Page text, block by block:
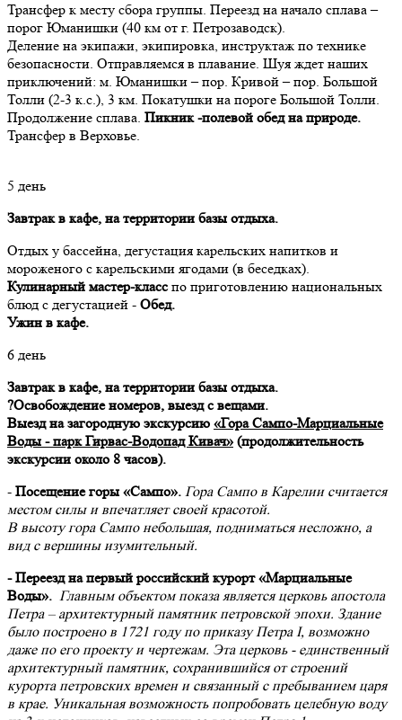
Трансфер к месту сбора группы. Переезд на начало сплава –
порог Юманишки (40 км от г. Петрозаводск).
Деление на экипажи, экипировка, инструктаж по технике
безопасности. Отправляемся в плавание. Шуя ждет наших
приключений: м. Юманишки – пор. Кривой – пор. Большой
Толли (2-3 к.с.), 3 км. Покатушки на пороге Большой Толли.
Продолжение сплава. Пикник -полевой обед на природе.
Трансфер в Верховье.
5 день
Завтрак в кафе, на территории базы отдыха.
Отдых у бассейна, дегустация карельских напитков и
мороженого с карельскими ягодами (в беседках).
Кулинарный мастер-класспо приготовлению национальных
блюд с дегустацией - Обед.
Ужин в кафе.
6 день
Завтрак в кафе, на территории базы отдыха.
?Освобождение номеров, выезд с вещами.
Выезд на загородную экскурсию «Гора Сампо-Марциальные
Воды - парк Гирвас-Водопад Кивач» (продолжительность
экскурсии около 8 часов).
- Посещение горы «Сампо». Гора Сампо в Карелии считается
местом силы и впечатляет своей красотой.
В высоту гора Сампо небольшая, подниматься несложно, а
вид с вершины изумительный.
- Переезд на первый российский курорт «Марциальные
Воды». Главным объектом показа является церковь апостола
Петра – архитектурный памятник петровской эпохи. Здание
было построено в 1721 году по приказу Петра I, возможно
даже по его проекту и чертежам. Эта церковь - единственный
архитектурный памятник, сохранившийся от строений
курорта петровских времен и связанный с пребыванием царя
в крае. Уникальная возможность попробовать целебную воду